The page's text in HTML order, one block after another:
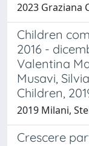
2023 Graziana
Children
2016 -
Valentina
Musavi,
Children,
2019 Milani,
Crescere